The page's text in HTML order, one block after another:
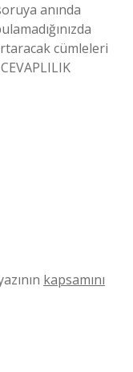
anında
cümleleri
kapsamını